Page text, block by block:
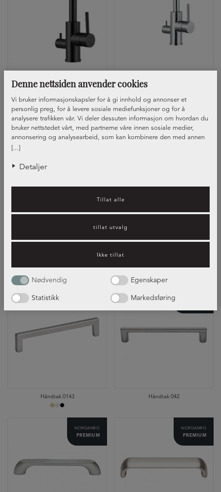
Denne nettsiden anvender cookies
[...]
Vi bruker informasjonskapsler for å gi innhold og annonser et
personlig preg, for å levere sosiale mediefunksjoner og for å
analysere trafikken vår. Vi deler dessuten informasjon om hvordan du
bruker nettstedet vårt, med partnerne våre innen sosiale medier,
annonsering og analysearbeid, som kan kombinere den med annen
informasjon du har gjort tilgjengelig for dem, eller som de har samlet
Detaljer
Tillat alle
tillat utvalg
Ikke tillat
Nødvendig
Egenskaper
Statistikk
Markedsføring
Håndtak 0143 Håndtak 042
NORDANRO
PREMIUM
NORDANRO
PREMIUM